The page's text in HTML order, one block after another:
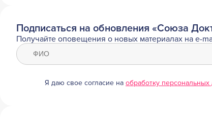
Подписаться на обновления «Союза
Получайте оповещения о новых материалах на e-
Я даю свое согласие на обработку